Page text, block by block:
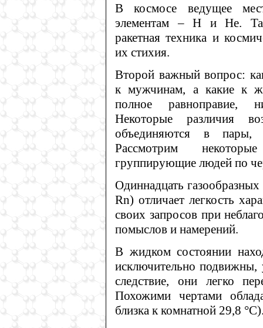
В космосе ведущее
элементам – H и He.
ракетная техника и
их стихия.
Второй важный вопрос:
к мужчинам, а какие к
полное равноправие,
Некоторые различия
объединяются в
Рассмотрим
группирующие людей по
Одиннадцать
Rn) отличает легкость
своих запросов при
помыслов и намерений.
В жидком состоянии
исключительно подвижны,
следствие, они легко
Похожими чертами
близка к комнатной 29,8